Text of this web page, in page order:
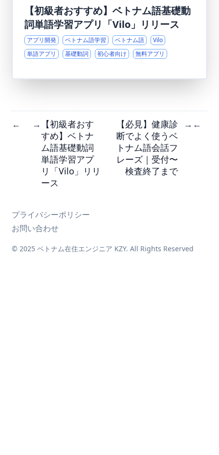
【初級者おすすめ】ベトナム語基礎動
詞単語学習アプリ「Vilo」リリース
アプリ開発 ベトナム語学習 ベトナム語
Vilo
単語アプリ
基礎動詞 初心者向け 無料アプリ
← → 【初級者おす
すめ】ベトナ
ム語基礎動詞
単語学習アプ
リ「Vilo」リリ
ース
【必見】健康診
断でよく使うベ
トナム語会話フ
レーズ｜受付〜
検査終了まで
→ ←
プライバシーポリシー
お問い合わせ
© 2025 ベトナム在住エンジニア KZY. All Rights Reserved